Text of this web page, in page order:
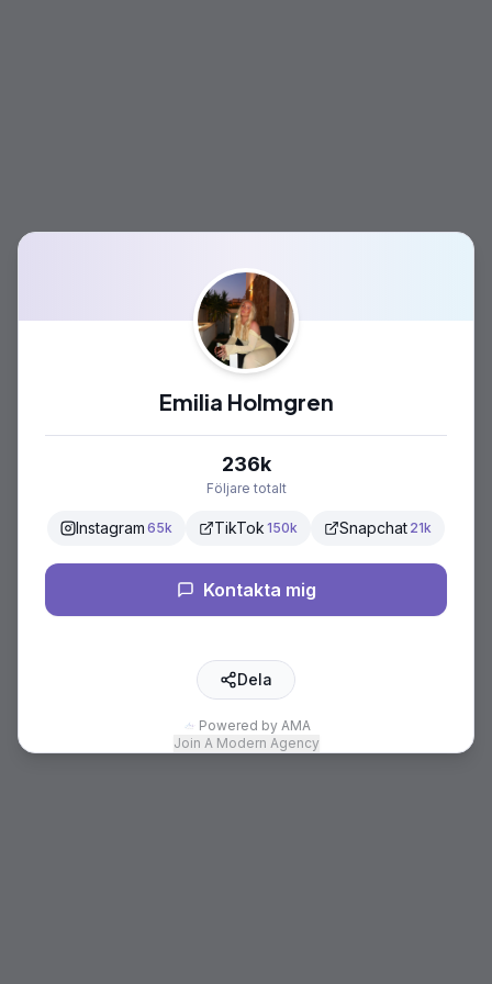
Emilia Holmgren
236k
Följare totalt
Instagram 65k TikTok 150k Snapchat 21k
Kontakta mig
Dela
Powered by AMA
Join A Modern Agency